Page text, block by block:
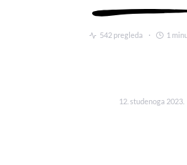
542 pregleda 1
12. studenoga 2023.